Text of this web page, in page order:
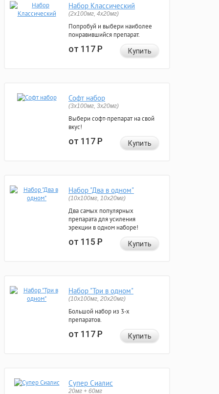
Набор Классический
(2x100мг, 4x20мг)
Попробуй и выбери наиболее
понравившийся препарат.
от 117Р Купить
Софт набор
(3x100мг, 3x20мг)
Выбери софт-препарат на свой
вкус!
от 117Р Купить
Набор "Два в одном"
(10x100мг, 10x20мг)
Два самых популярных
препарата для усиления
эрекции в одном наборе!
от 115Р Купить
Набор "Три в одном"
(10x100мг, 20x20мг)
Большой набор из 3-х
препаратов.
от 117Р Купить
Супер Сиалис
20мг + 60мг